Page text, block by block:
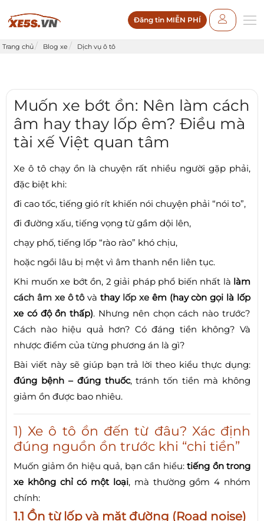
Đăng tin MIỄN PHÍ
Trang chủ Blog xe Dịch vụ ô tô
Muốn xe bớt ồn: Nên làm cách
âm hay thay lốp êm? Điều mà
tài xế Việt quan tâm
Xe ô tô chạy ồn là chuyện rất nhiều người gặp phải,
đặc biệt khi:
đi cao tốc, tiếng gió rít khiến nói chuyện phải “nói to”,
đi đường xấu, tiếng vọng từ gầm dội lên,
chạy phố, tiếng lốp “rào rào” khó chịu,
hoặc ngồi lâu bị mệt vì âm thanh nền liên tục.
Khi muốn xe bớt ồn, 2 giải pháp phổ biến nhất là làm
cách âm xe ô tôvàthay lốp xeêm (hay còn gọi là lốp
xe có độ ồn thấp). Nhưng nên chọn cách nào trước?
Cách nào hiệu quả hơn? Có đáng tiền không? Và
nhược điểm của từng phương án là gì?
Bài viết này sẽ giúp bạn trả lời theo kiểu thực dụng:
đúng bệnh – đúng thuốc, tránh tốn tiền mà không
giảm ồn được bao nhiêu.
1) Xe ô tô ồn đến từ đâu? Xác định
đúng nguồn ồn trước khi “chi tiền”
Muốn giảm ồn hiệu quả, bạn cần hiểu: tiếng ồn trong
xe không chỉ có một loại, mà thường gồm 4 nhóm
chính:
1.1 Ồn từ lốp và mặt đường (Road noise)